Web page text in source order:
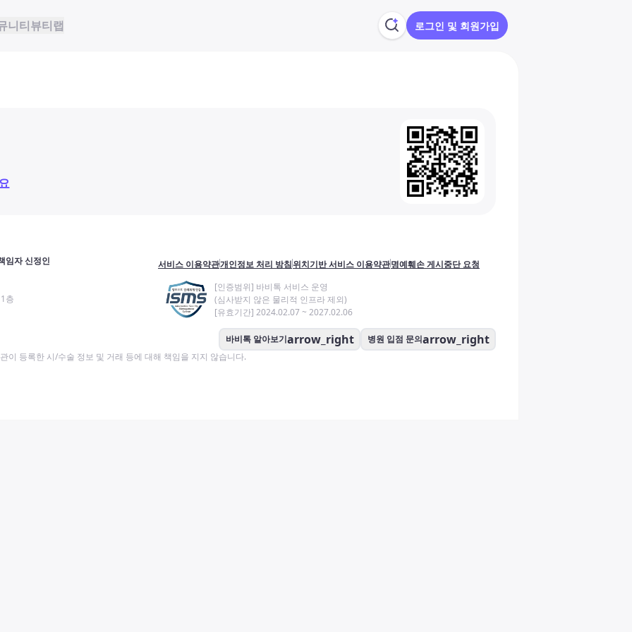
니티뷰티랩 로그인 및 회원가입
임자 신정인
층
서비스 이용약관개인정보 처리 방침위치기반 서비스 이용약관명예훼손 게시중단 요청
[인증범위] 바비톡 서비스 운영
(심사받지 않은 물리적 인프라 제외)
[유효기간] 2024.02.07 ~ 2027.02.06
바비톡 알아보기arrow_right 병원 입점 문의arrow_right
이 등록한 시/수술 정보 및 거래 등에 대해 책임을 지지 않습니다.